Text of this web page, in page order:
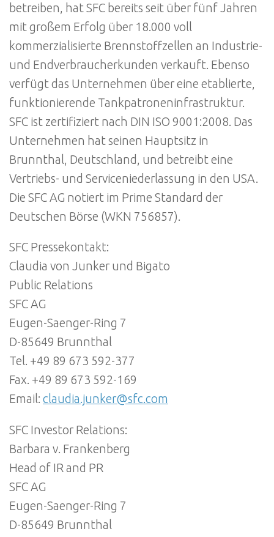
betreiben, hat SFC bereits seit über fünf Jahren
mit großem Erfolg über 18.000 voll
kommerzialisierte Brennstoffzellen an Industrie-
und Endverbraucherkunden verkauft. Ebenso
verfügt das Unternehmen über eine etablierte,
funktionierende Tankpatroneninfrastruktur.
SFC ist zertifiziert nach DIN ISO 9001:2008. Das
Unternehmen hat seinen Hauptsitz in
Brunnthal, Deutschland, und betreibt eine
Vertriebs- und Serviceniederlassung in den USA.
Die SFC AG notiert im Prime Standard der
Deutschen Börse (WKN 756857).
SFC Pressekontakt:
Claudia von Junker und Bigato
Public Relations
SFC AG
Eugen-Saenger-Ring 7
D-85649 Brunnthal
Tel. +49 89 673 592-377
Fax. +49 89 673 592-169
Email: claudia.junker@sfc.com
SFC Investor Relations:
Barbara v. Frankenberg
Head of IR and PR
SFC AG
Eugen-Saenger-Ring 7
D-85649 Brunnthal